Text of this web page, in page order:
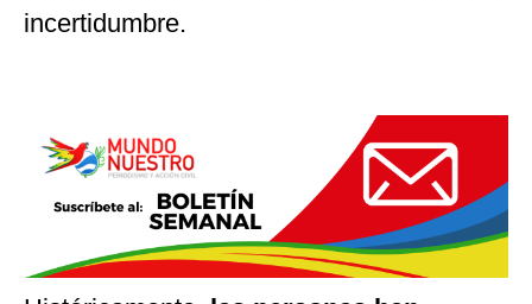
incertidumbre.